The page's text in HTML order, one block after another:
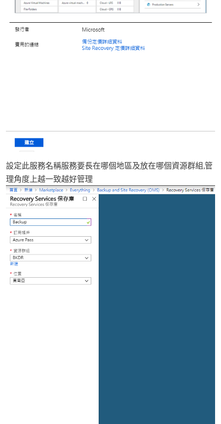
設定此服務名稱服務要長在哪個地區及放在哪個資源群組,管
理角度上越一致越好管理